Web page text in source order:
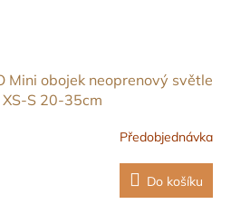
Mini obojek neoprenový světle
S 20-35cm
Předobjednávka
Do košíku